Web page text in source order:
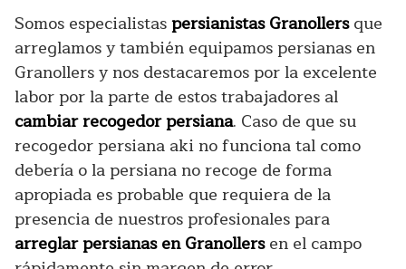
Somos especialistaspersianistas Granollersque
arreglamos y también equipamos persianas en
Granollers y nos destacaremos por la excelente
labor por la parte de estos trabajadores al
cambiar recogedor persiana. Caso de que su
recogedor persiana aki no funciona tal como
debería o la persiana no recoge de forma
apropiada es probable que requiera de la
presencia de nuestros profesionales para
arreglar persianas en Granollersen el campo